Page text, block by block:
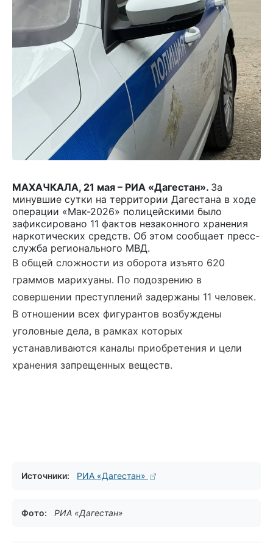
МАХАЧКАЛА, 21 мая – РИА «Дагестан». За
минувшие сутки на территории Дагестана в ходе
операции «Мак-2026» полицейскими было
зафиксировано 11 фактов незаконного хранения
наркотических средств. Об этом сообщает пресс-
служба регионального МВД.
В общей сложности из оборота изъято 620
граммов марихуаны. По подозрению в
совершении преступлений задержаны 11 человек.
В отношении всех фигурантов возбуждены
уголовные дела, в рамках которых
устанавливаются каналы приобретения и цели
хранения запрещенных веществ.
Источники: РИА «Дагестан»
Фото: РИА «Дагестан»